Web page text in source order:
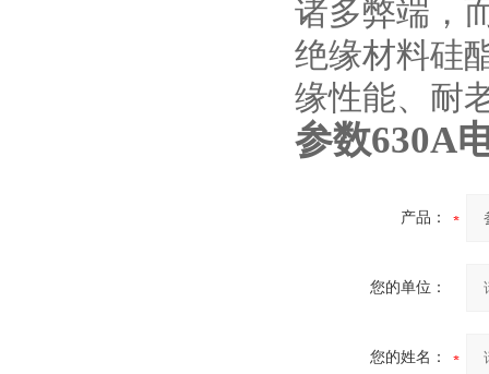
诸多弊端，
绝缘材料硅
缘性能、耐
参数630A
产品：
您的单位：
您的姓名：